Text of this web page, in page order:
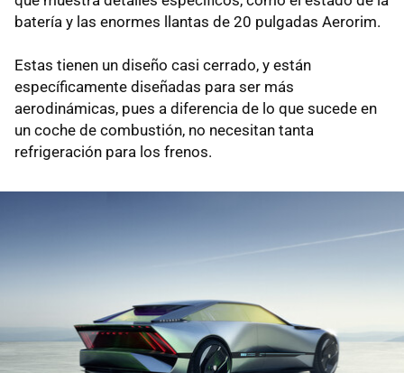
batería y las enormes llantas de 20 pulgadas Aerorim.
Estas tienen un diseño casi cerrado, y están
específicamente diseñadas para ser más
aerodinámicas, pues a diferencia de lo que sucede en
un coche de combustión, no necesitan tanta
refrigeración para los frenos.